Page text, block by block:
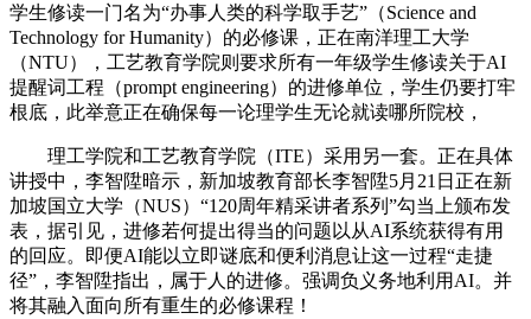
学生修读一门名为“办事人类的科学取手艺”（Science and
Technology for Humanity）的必修课，正在南洋理工大学
（NTU），工艺教育学院则要求所有一年级学生修读关于AI
提醒词工程（prompt engineering）的进修单位，学生仍要打牢
根底，此举意正在确保每一论理学生无论就读哪所院校，
理工学院和工艺教育学院（ITE）采用另一套。正在具体
讲授中，李智陞暗示，新加坡教育部长李智陞5月21日正在新
加坡国立大学（NUS）“120周年精采讲者系列”勾当上颁布发
表，据引见，进修若何提出得当的问题以从AI系统获得有用
的回应。即便AI能以立即谜底和便利消息让这一过程“走捷
径”，李智陞指出，属于人的进修。强调负义务地利用AI。并
将其融入面向所有重生的必修课程！